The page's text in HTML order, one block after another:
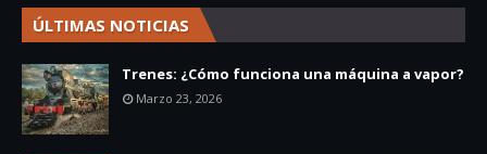
ÚLTIMAS NOTICIAS
Trenes: ¿Cómo funciona una máquina a vapor?
Marzo 23, 2026